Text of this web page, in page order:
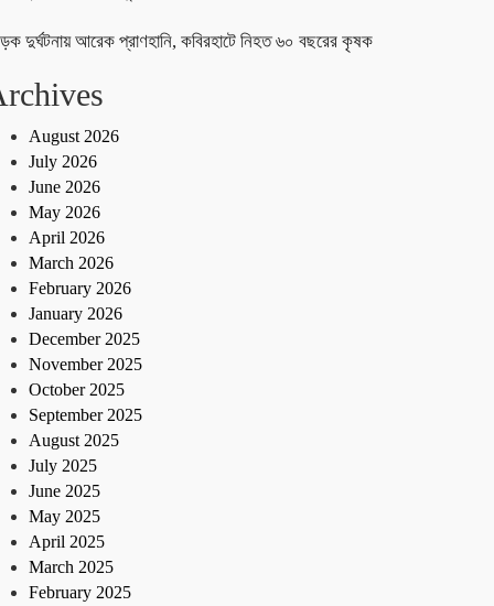
দুর্ঘটনায় আরেক প্রাণহানি, কবিরহাটে নিহত ৬০ বছরের কৃষক
August 2026
July 2026
June 2026
May 2026
April 2026
March 2026
February 2026
January 2026
December 2025
November 2025
October 2025
September 2025
August 2025
July 2025
June 2025
May 2025
April 2025
March 2025
February 2025